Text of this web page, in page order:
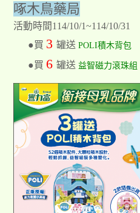
啄木鳥藥局
活動時間114/10/1~114/10/31
●買 3罐送POLI積木背包
●買 6罐送益智磁力滾珠組